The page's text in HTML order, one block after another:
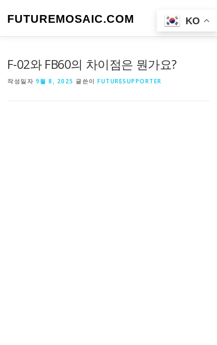
FUTUREMOSAIC.COM 메뉴
F-02와 FB60의 차이점은 뭔가요?
작성일자 9월 8, 2025 글쓴이 FUTURESUPPORTER
KO